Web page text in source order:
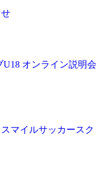
オンライン説明会
マイルサッカースク